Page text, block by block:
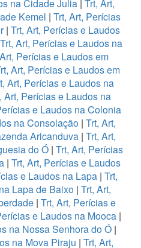
na Cidade Julia | Trt, Art,
Kemel | Trt, Art, Perícias
| Trt, Art, Perícias e Laudos
Trt, Art, Perícias e Laudos na
Perícias e Laudos em
Art, Perícias e Laudos em
Art, Perícias e Laudos na
Art, Perícias e Laudos na
e Laudos na Colonia
na Consolação | Trt, Art,
Aricanduva| Trt, Art,
do Ó| Trt, Art, Perícias
| Trt, Art, Perícias e Laudos
e Laudos na Lapa| Trt,
Lapa de Baixo | Trt, Art,
| Trt, Art, Perícias e
e Laudos na Mooca|
na Nossa Senhora do Ó|
na Mova Piraju | Trt, Art,